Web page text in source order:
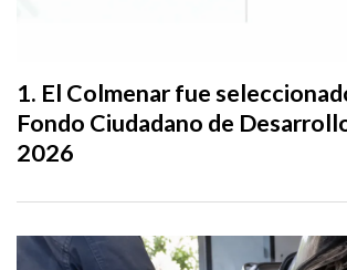
El Colmenar fue
Fondo Ciudadano de
2026